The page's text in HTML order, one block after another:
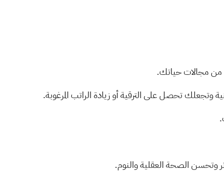
مجالات حياتك.
وتجعلك تحصل على الترقية أو زيادة الراتب المرغوبة.
وتحسن الصحة العقلية والنوم.